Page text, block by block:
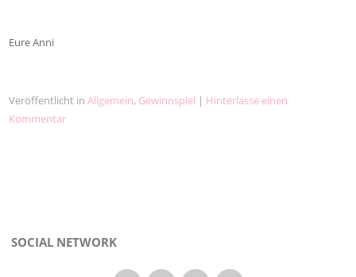
Eure Anni
Veröffentlicht inAllgemein, Gewinnspiel | Hinterlasse einen
Kommentar
SOCIAL NETWORK